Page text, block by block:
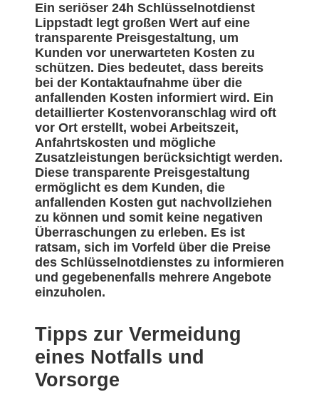
Ein seriöser 24h Schlüsselnotdienst
Lippstadt legt großen Wert auf eine
transparente Preisgestaltung, um
Kunden vor unerwarteten Kosten zu
schützen. Dies bedeutet, dass bereits
bei der Kontaktaufnahme über die
anfallenden Kosten informiert wird. Ein
detaillierter Kostenvoranschlag wird oft
vor Ort erstellt, wobei Arbeitszeit,
Anfahrtskosten und mögliche
Zusatzleistungen berücksichtigt werden.
Diese transparente Preisgestaltung
ermöglicht es dem Kunden, die
anfallenden Kosten gut nachvollziehen
zu können und somit keine negativen
Überraschungen zu erleben. Es ist
ratsam, sich im Vorfeld über die Preise
des Schlüsselnotdienstes zu informieren
und gegebenenfalls mehrere Angebote
einzuholen.
Tipps zur Vermeidung
eines Notfalls und
Vorsorge